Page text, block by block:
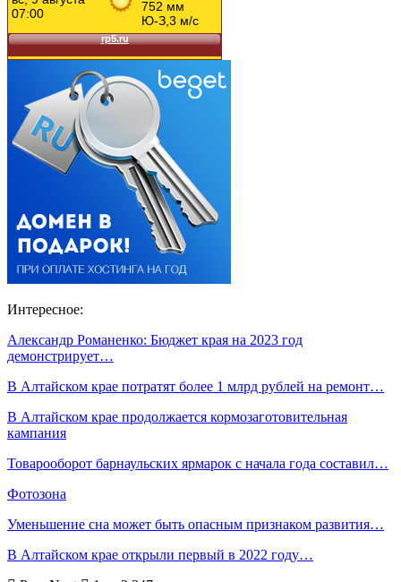
Интересное:
Александр Романенко: Бюджет края на 2023 год
демонстрирует…
В Алтайском крае потратят более 1 млрд рублей на ремонт…
В Алтайском крае продолжается кормозаготовительная
кампания
Товарооборот барнаульских ярмарок с начала года составил…
Фотозона
Уменьшение сна может быть опасным признаком развития…
В Алтайском крае открыли первый в 2022 году…